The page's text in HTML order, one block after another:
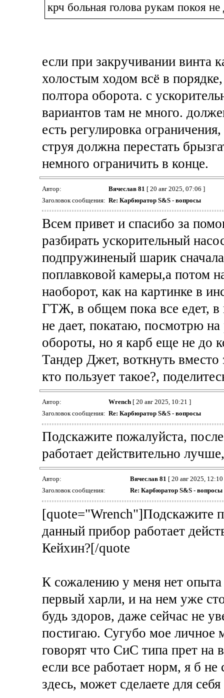
крч больная голова рукам покоя не
если при закручивании винта
холостым ходом всё в
полтора оборота. с
вариантов там не много.
есть регулировка
струя должна перестать
немного ограничить в конце.
Автор: Вячеслав 81 [ 20 авг 2025, 07:06 ]
Заголовок сообщения: Re: Карбюратор S&S - вопросы
Всем привет и спасибо за
разбирать ускорительный
подпружиненый шарик
поплавковой камеры,а потом
наоборот, как на картинке в
ГТЖ, в общем пока все едет, в
не дает, покатаю, посмотрю
обороты, но я карб еще не до
Тандер Джет, воткнуть вместо
кто пользует такое?,
Автор: Wrench[ 20 авг 2025, 10:21 ]
Заголовок сообщения: Re: Карбюратор S&S - вопросы
Подскажите пожалуйста,
работает действительно
Автор: Вячеслав 81 [ 20 авг 2025,
Заголовок сообщения:
Re: Карбюратор S&S - вопросы
[quote="Wrench"]Подскажите
данный прибор работает
Кейхин?[/quote
К сожалению у меня нет
первый харли, и на нем уже
будь здоров, даже сейчас не
постигаю. Сугубо мое личное
говорят что СиС типа прет на
если все работает норм, я б
здесь, может сделаете для